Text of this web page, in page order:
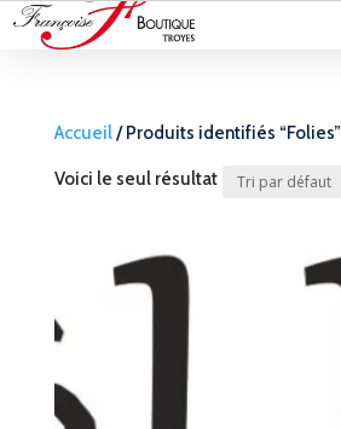
Accueil/ Produits identifiés “Folies”
Voici le seul résultat